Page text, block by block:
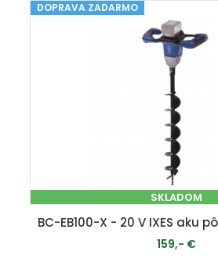
PRIDAŤ DO KOŠÍKA
DOPRAVA ZADARMO
SKLADOM
159,- €